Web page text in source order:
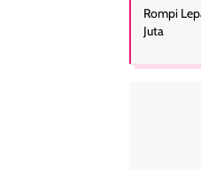
Rompi
Juta